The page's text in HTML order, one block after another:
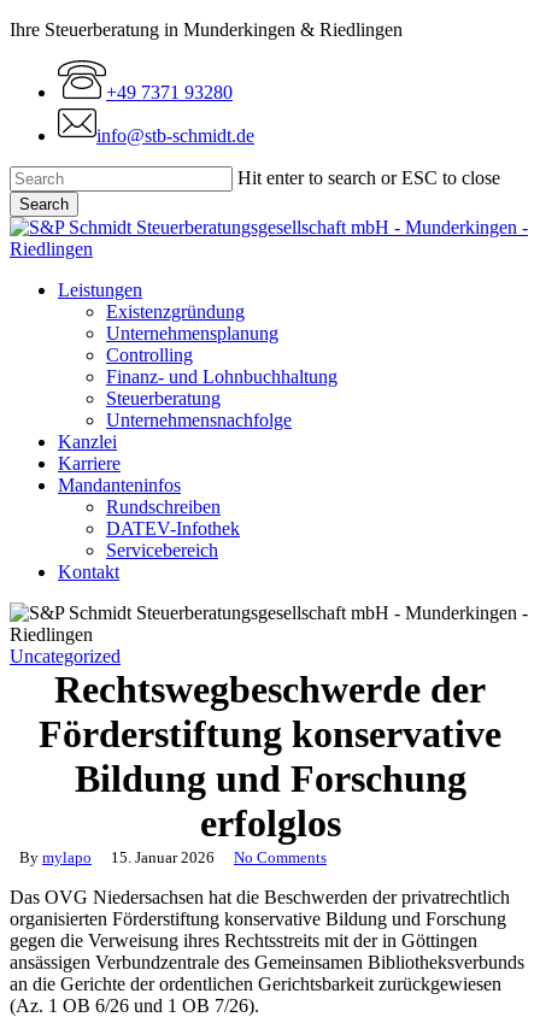
Skip
content
Ihre Steuerberatung in Munderkingen & Riedlingen
+49 7371 93280
info@stb-schmidt.de
Hit enter to search or ESC to close
Search
Close
Search
Menu
Leistungen
Existenzgründung
Unternehmensplanung
Controlling
Finanz- und Lohnbuchhaltung
Steuerberatung
Unternehmensnachfolge
Kanzlei
Karriere
Mandanteninfos
Rundschreiben
DATEV-Infothek
Servicebereich
Kontakt
Uncategorized
Rechtswegbeschwerde der
Förderstiftung konservative
Bildung und Forschung
erfolglos
By mylapo 15. Januar 2026 No Comments
Das OVG Niedersachsen hat die Beschwerden der privatrechtlich
organisierten Förderstiftung konservative Bildung und Forschung
gegen die Verweisung ihres Rechtsstreits mit der in Göttingen
ansässigen Verbundzentrale des Gemeinsamen Bibliotheksverbunds
an die Gerichte der ordentlichen Gerichtsbarkeit zurückgewiesen
(Az. 1 OB 6/26 und 1 OB 7/26).